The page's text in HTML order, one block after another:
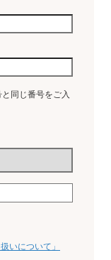
同じ番号をご入
いについて」